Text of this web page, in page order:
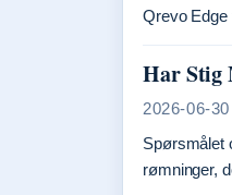
Qrevo
Har Stig
2026-06-30
Spørsmålet
rømninger,